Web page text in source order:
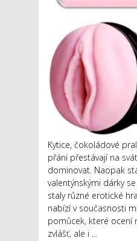
Kytice, čokoládové
přání přestávají na
dominovat. Naopak
valentýnskými dárky
staly různé erotické
nabízí v současnosti
pomůcek, které ocení
zvlášť, ale i ...